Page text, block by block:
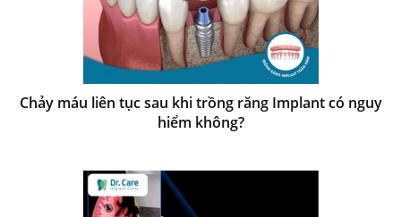
Chảy máu liên tục sau khi trồng răng Implant có nguy
hiểm không?